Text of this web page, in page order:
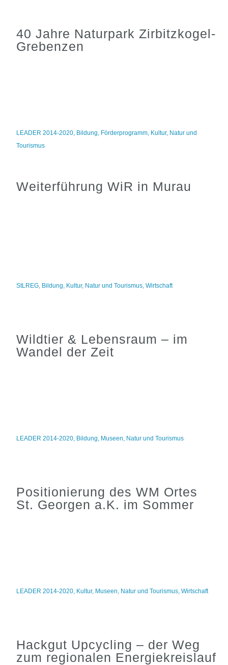
40 Jahre Naturpark Zirbitzkogel-
Grebenzen
LEADER 2014-2020, Bildung, Förderprogramm, Kultur, Natur und
Tourismus
Weiterführung WiR in Murau
StLREG, Bildung, Kultur, Natur und Tourismus,Wirtschaft
Wildtier & Lebensraum – im
Wandel der Zeit
LEADER 2014-2020, Bildung, Museen, Natur und Tourismus
Positionierung des WM Ortes
St. Georgen a.K. im Sommer
LEADER 2014-2020, Kultur, Museen, Natur und Tourismus,Wirtschaft
Hackgut Upcycling – der Weg
zum regionalen Energiekreislauf